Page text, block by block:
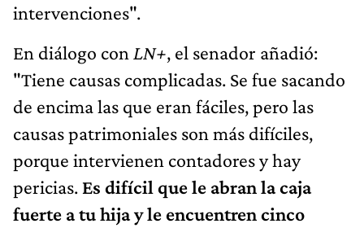
intervenciones".
En diálogo con LN+, el senador añadió:
"Tiene causas complicadas. Se fue sacando
de encima las que eran fáciles, pero las
causas patrimoniales son más difíciles,
porque intervienen contadores y hay
pericias. Es difícil que le abran la caja
fuerte a tu hija y le encuentren cinco